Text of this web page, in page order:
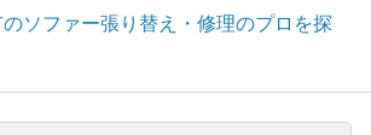
ソファー張り替え・修理のプロを探